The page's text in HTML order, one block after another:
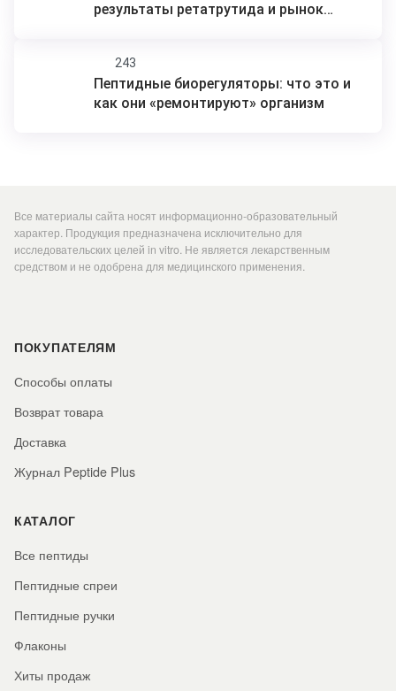
результаты ретатрутида и рынок
243
Пептидные биорегуляторы: что это и
как они «ремонтируют» организм
Все материалы сайта носят информационно-образовательный
характер. Продукция предназначена исключительно для
исследовательских целей in vitro. Не является лекарственным
средством и не одобрена для медицинского применения.
ПОКУПАТЕЛЯМ
Способы оплаты
Возврат товара
Доставка
Журнал Peptide Plus
КАТАЛОГ
Все пептиды
Пептидные спреи
Пептидные ручки
Флаконы
Хиты продаж